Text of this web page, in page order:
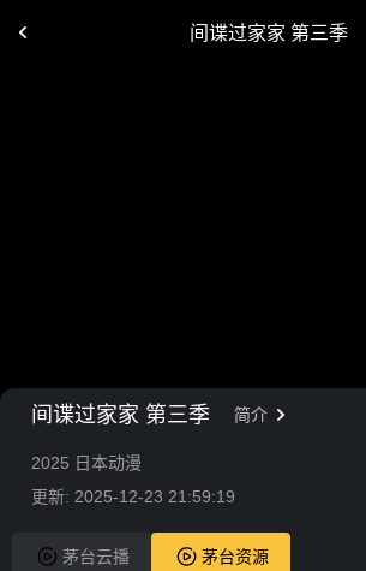
间谍过家家 第三季
间谍过家家 第三季 简介
2025 日本动漫
更新: 2025-12-23 21:59:19
茅台云播 茅台资源